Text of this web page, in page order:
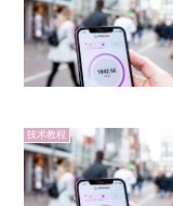
技术教程